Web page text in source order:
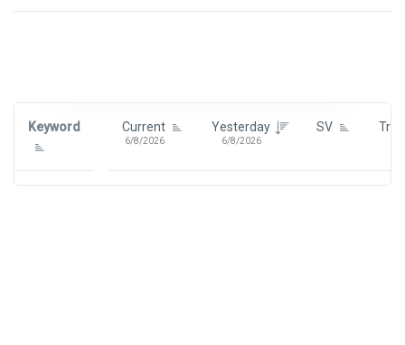
Keyword Current
6/8/2026
Yesterday
6/8/2026
SV